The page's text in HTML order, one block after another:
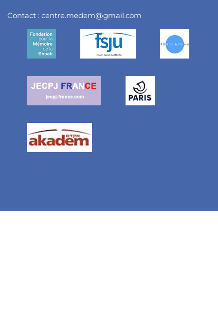
Contact : centre.medem@gmail.com